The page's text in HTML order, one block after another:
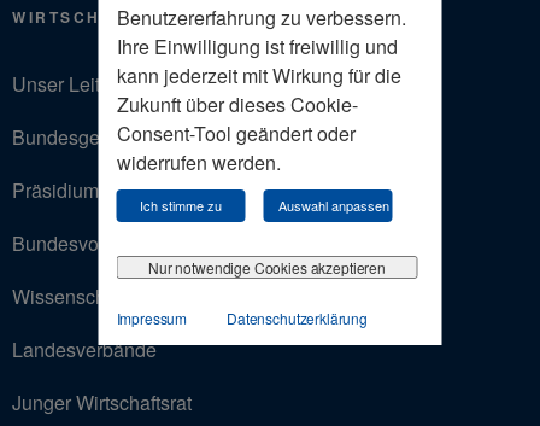
Benutzererfahrung zu verbessern.
Ihre Einwilligung ist freiwillig und
kann jederzeit mit Wirkung für die
Zukunft über dieses Cookie-
Consent-Tool geändert oder
widerrufen werden.
Ich stimme zu Auswahl anpassen
Nur notwendige Cookies akzeptieren
Impressum Datenschutzerklärung
WIRTSCHAFTSRAT
Unser Leitbild
Bundesgeschäftsstelle
Präsidium
Bundesvorstand
Wissenschaftlicher Beirat
Landesverbände
Junger Wirtschaftsrat